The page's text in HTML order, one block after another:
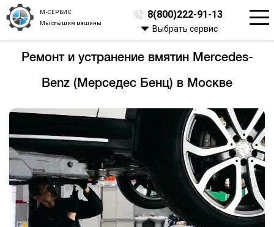
М-СЕРВИС
Мы слышим машины
8(800)222-91-13
Выбрать сервис
Ремонт и устранение вмятин Mercedes-
Benz (Мерседес Бенц) в Москве